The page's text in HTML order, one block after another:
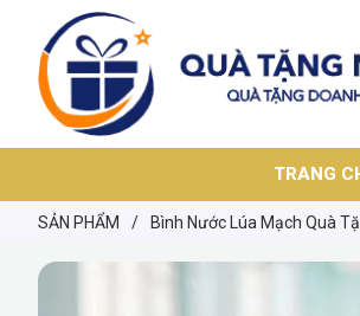
TRANG
SẢN PHẨM / Bình Nước Lúa Mạch Quà